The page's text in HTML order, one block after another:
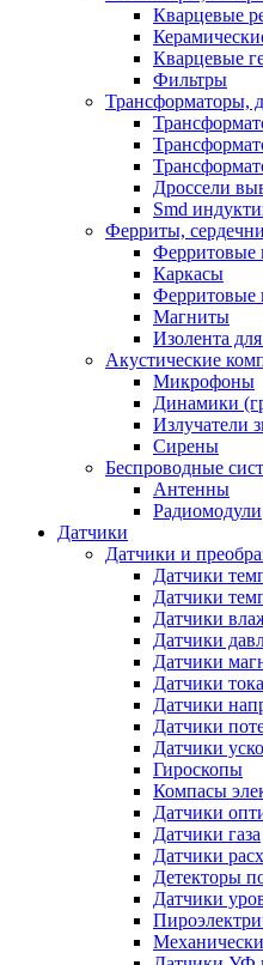
Кварцевые
Кварцевые
Фильтры
Трансформаторы,
Дроссели
Smd
Ферриты,
Ферритовые
Каркасы
Ферритовые
Магниты
Изолента
Акустические
Микрофоны
Динамики
Излучатели
Сирены
Беспроводные
Антенны
Радиомодули
Датчики
Датчики и
Датчики
Датчики
Датчики
Датчики
Датчики
Датчики тока
Датчики
Датчики
Датчики
Гироскопы
Компасы
Датчики
Датчики газа
Датчики
Детекторы
Датчики